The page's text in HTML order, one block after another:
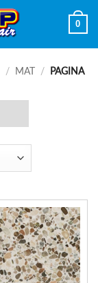
0
/ MAT /
PAGINA